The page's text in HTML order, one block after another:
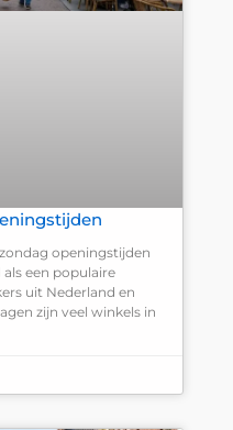
openingstijden
als een populaire
uit Nederland en
zijn veel winkels in